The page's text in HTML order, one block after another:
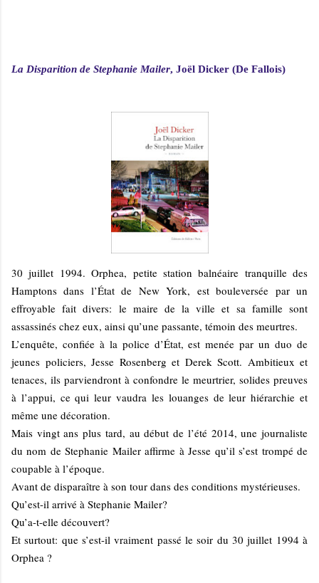
La Disparition de Stephanie Mailer, Joël Dicker (De Fallois)
30 juillet 1994. Orphea, petite station balnéaire tranquille des
Hamptons dans l’État de New York, est bouleversée par un
effroyable fait divers: le maire de la ville et sa famille sont
assassinés chez eux, ainsi qu’une passante, témoin des meurtres.
L’enquête, confiée à la police d’État, est menée par un duo de
jeunes policiers, Jesse Rosenberg et Derek Scott. Ambitieux et
tenaces, ils parviendront à confondre le meurtrier, solides preuves
à l’appui, ce qui leur vaudra les louanges de leur hiérarchie et
même une décoration.
Mais vingt ans plus tard, au début de l’été 2014, une journaliste
du nom de Stephanie Mailer affirme à Jesse qu’il s’est trompé de
coupable à l’époque.
Avant de disparaître à son tour dans des conditions mystérieuses.
Qu’est-il arrivé à Stephanie Mailer?
Qu’a-t-elle découvert?
Et surtout: que s’est-il vraiment passé le soir du 30 juillet 1994 à
Orphea ?